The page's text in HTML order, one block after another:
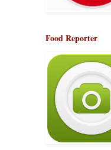
Food Reporter